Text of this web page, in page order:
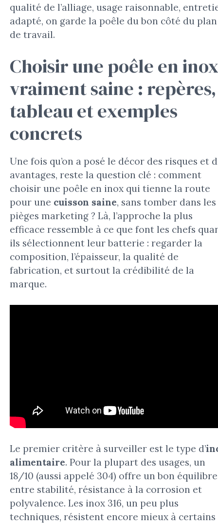
qualité de l’alliage, usage raisonnable,
adapté, on garde la poêle du bon côté du plan
de travail.
Choisir une poêle en
vraiment saine : repères,
tableau et exemples
concrets
Une fois qu’on a posé le décor des risques et
avantages, reste la question clé : comment
choisir une poêle en inox qui tienne la route
pour une cuisson saine, sans tomber dans les
pièges marketing ? Là, l’approche la plus
efficace ressemble à ce que font les chefs
ils sélectionnent leur batterie : regarder la
composition, l’épaisseur, la qualité de
fabrication, et surtout la crédibilité de la
marque.
Le premier critère à surveiller est le type d’
alimentaire. Pour la plupart des usages, un
18/10 (aussi appelé 304) offre un bon équilibre
entre stabilité, résistance à la corrosion et
polyvalence. Les inox 316, un peu plus
techniques, résistent encore mieux à certains